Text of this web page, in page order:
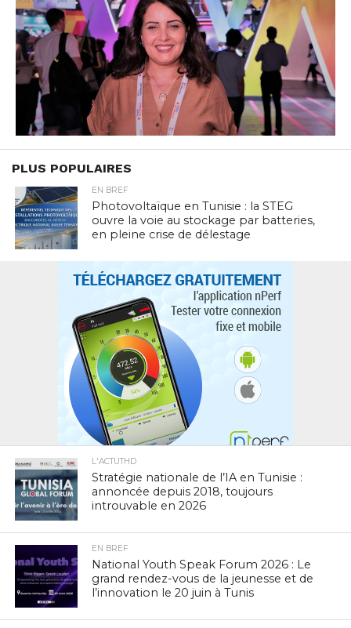
PLUS POPULAIRES
EN BREF
Photovoltaïque en Tunisie : la STEG
ouvre la voie au stockage par batteries,
en pleine crise de délestage
L'ACTUTHD
Stratégie nationale de l’IA en Tunisie :
annoncée depuis 2018, toujours
introuvable en 2026
EN BREF
National Youth Speak Forum 2026 : Le
grand rendez-vous de la jeunesse et de
l’innovation le 20 juin à Tunis